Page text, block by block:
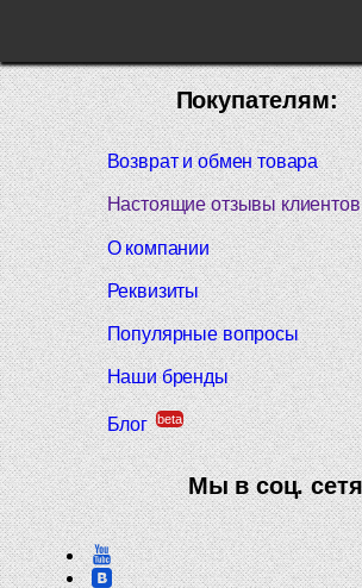
Покупателям:
Возврат и обмен товара
Настоящие отзывы клиентов
О компании
Реквизиты
Популярные вопросы
Наши бренды
Блог beta
Мы в соц.